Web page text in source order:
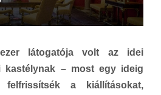
látogatója volt az idei
kastélynak – most egy ideig
a kiállításokat,